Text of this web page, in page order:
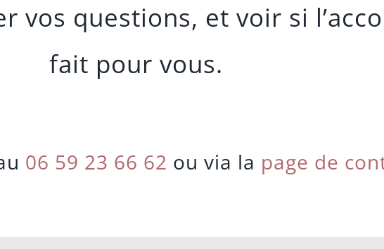
vos questions, et voir si
fait pour vous.
06 59 23 66 62 ou via la page de